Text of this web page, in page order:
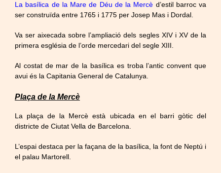
La basílica de la Mare de Déu de la Mercè d’estil barroc va
ser construïda entre 1765 i 1775 per Josep Mas i Dordal.
Va ser aixecada sobre l’ampliació dels segles XIV i XV de la
primera església de l’orde mercedari del segle XIII.
Al costat de mar de la basílica es troba l’antic convent que
avui és la Capitania General de Catalunya.
Plaça de la Mercè
La plaça de la Mercè està ubicada en el barri gòtic del
districte de Ciutat Vella de Barcelona.
L’espai destaca per la façana de la basílica, la font de Neptú i
el palau Martorell.